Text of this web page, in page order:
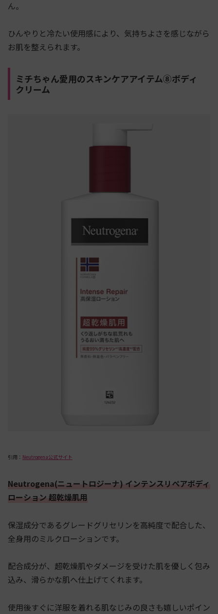
ん。
ひんやりと冷たい使用感により、気持ちよさを感じながら
お肌を整えられます。
ミチちゃん愛用のスキンケアアイテム⑧ボディ
クリーム
引用： Neutrogena公式サイト
Neutrogena(ニュートロジーナ) インテンスリペアボディ
ローション 超乾燥肌用
保湿成分であるグレードグリセリンを高純度で配合した、
全身用のミルクローションです。
配合成分が、超乾燥肌やダメージを受けた肌を優しく包み
込み、滑らかな肌へ仕上げてくれます。
使用後すぐに洋服を着れる肌なじみの良さも嬉しいポイン